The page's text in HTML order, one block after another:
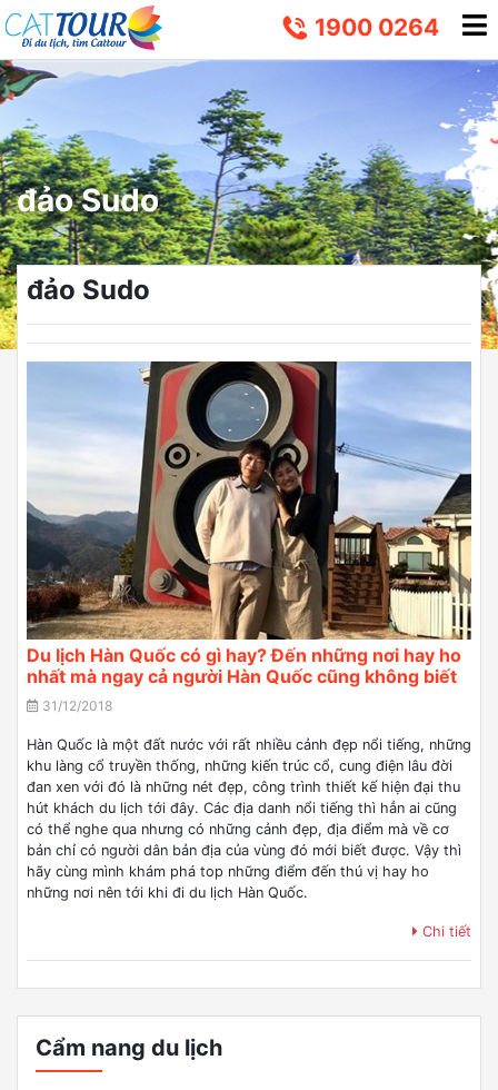
1900 0264
đảo Sudo
Cẩm nang du lịch
đảo Sudo
Du lịch Hàn Quốc có gì hay? Đến những nơi hay ho
nhất mà ngay cả người Hàn Quốc cũng không biết
31/12/2018
Hàn Quốc là một đất nước với rất nhiều cảnh đẹp nổi tiếng, những
khu làng cổ truyền thống, những kiến trúc cổ, cung điện lâu đời
đan xen với đó là những nét đẹp, công trình thiết kế hiện đại thu
hút khách du lịch tới đây. Các địa danh nổi tiếng thì hẳn ai cũng
có thể nghe qua nhưng có những cảnh đẹp, địa điểm mà về cơ
bản chỉ có người dân bản địa của vùng đó mới biết được. Vậy thì
hãy cùng mình khám phá top những điểm đến thú vị hay ho
những nơi nên tới khi đi du lịch Hàn Quốc.
Chi tiết